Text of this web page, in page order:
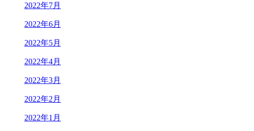
2022年7月
2022年6月
2022年5月
2022年4月
2022年3月
2022年2月
2022年1月